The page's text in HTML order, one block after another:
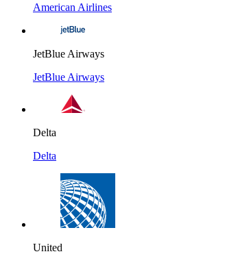
American Airlines
JetBlue Airways
JetBlue Airways
Delta
Delta
United